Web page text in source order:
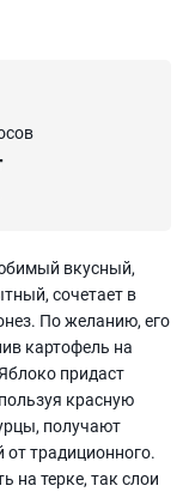
вкусный,
сочетает в
По желанию, его
картофель на
придаст
красную
получают
традиционного.
на терке, так слои